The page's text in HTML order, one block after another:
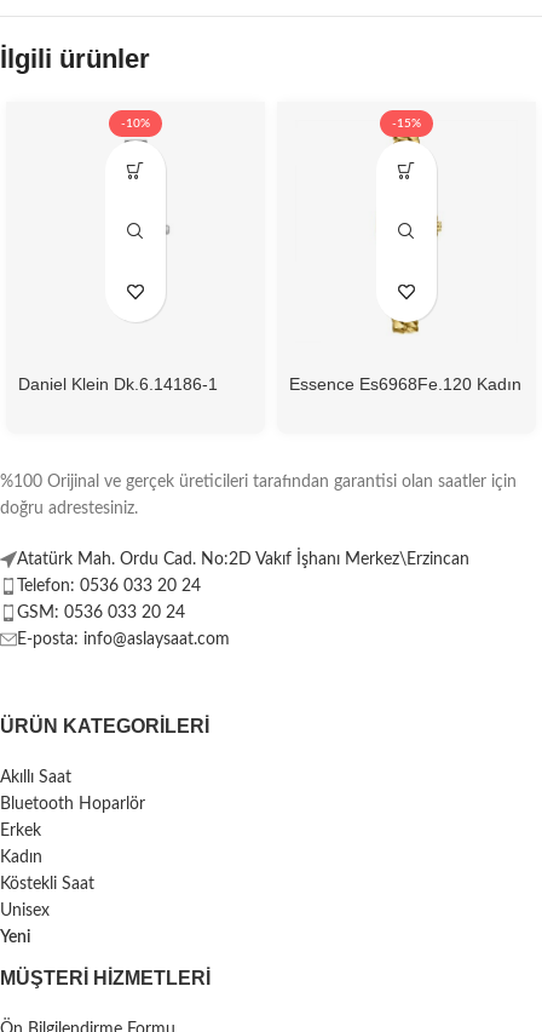
İlgili ürünler
-10%
Daniel Klein Dk.6.14186-1
-15%
Essence Es6968Fe.120 Kadın
%100 Orijinal ve gerçek üreticileri tarafından garantisi olan saatler için
doğru adrestesiniz.
Atatürk Mah. Ordu Cad. No:2D Vakıf İşhanı Merkez\Erzincan
Telefon: 0536 033 20 24
GSM: 0536 033 20 24
E-posta: info@aslaysaat.com
ÜRÜN KATEGORILERI
Akıllı Saat
Bluetooth Hoparlör
Erkek
Kadın
Köstekli Saat
Unisex
Yeni
MÜŞTERI HIZMETLERI